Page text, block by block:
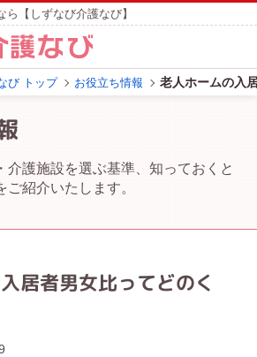
【しずなび介護なび】
び トップ お役立ち情報 老人ホームの入
介護施設を選ぶ基準、知っておくと
紹介いたします。
居者男女比ってどのく